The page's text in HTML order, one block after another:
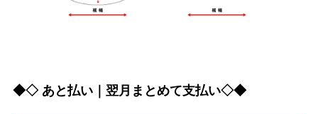
◆◇ あと払い｜翌月まとめて支払い◇◆